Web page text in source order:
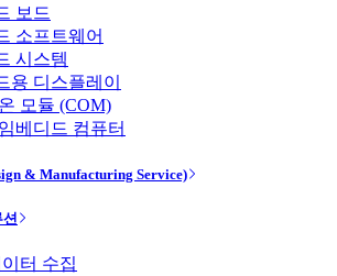
보드
소프트웨어
시스템
용 디스플레이
모듈 (COM)
베디드 컴퓨터
& Manufacturing Service)
터 수집